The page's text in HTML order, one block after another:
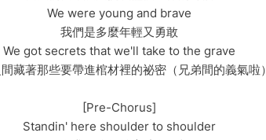
We were young and brave
我們是多麼年輕又勇敢
We got secrets that we'll take to the grave
藏著那些要帶進棺材裡的祕密（兄弟間的義氣啦）
[Pre-Chorus]
Standin' here shoulder to shoulder